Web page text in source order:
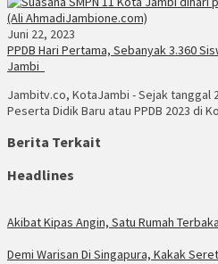
Juni 22, 2023
PPDB Hari Pertama, Sebanyak 3.360
Jambi
Jambitv.co, KotaJambi - Sejak tanggal
Peserta Didik Baru atau PPDB 2023 di
Berita Terkait
Headlines
Akibat Kipas Angin, Satu Rumah
Demi Warisan Di Singapura, Kakak